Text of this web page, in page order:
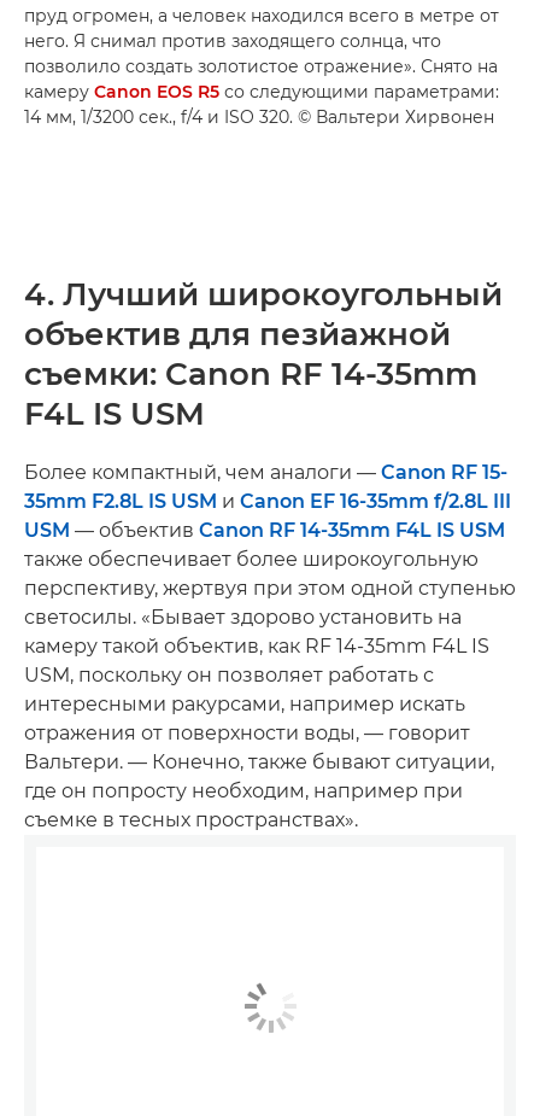
пруд огромен, а человек находился всего в метре от
него. Я снимал против заходящего солнца, что
позволило создать золотистое отражение». Снято на
камеру Canon EOS R5 со следующими параметрами:
14 мм, 1/3200 сек., f/4 и ISO 320. © Вальтери Хирвонен
4. Лучший широкоугольный
объектив для пезйажной
съемки: Canon RF 14-35mm
F4L IS USM
Более компактный, чем аналоги — Canon RF 15-
35mm F2.8L IS USM и Canon EF 16-35mm f/2.8L III
USM — объектив Canon RF 14-35mm F4L IS USM
также обеспечивает более широкоугольную
перспективу, жертвуя при этом одной ступенью
светосилы. «Бывает здорово установить на
камеру такой объектив, как RF 14-35mm F4L IS
USM, поскольку он позволяет работать с
интересными ракурсами, например искать
отражения от поверхности воды, — говорит
Вальтери. — Конечно, также бывают ситуации,
где он попросту необходим, например при
съемке в тесных пространствах».